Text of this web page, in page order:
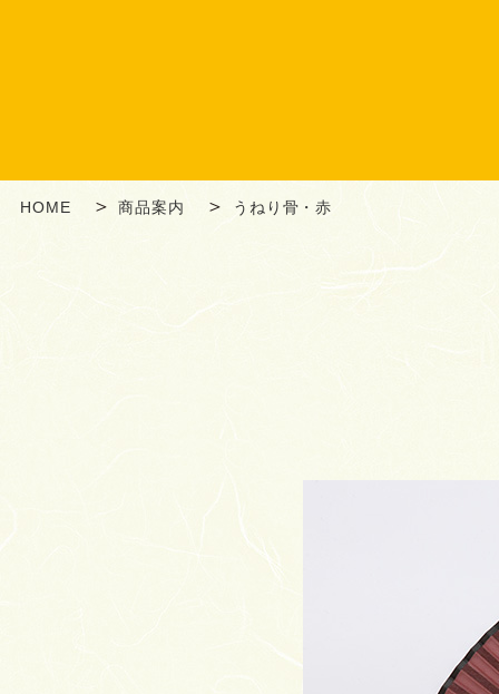
HOME 商品案内 うねり骨・赤